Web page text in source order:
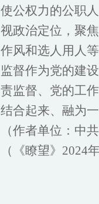
使公权力的公职
视政治定位，聚
作风和选人用人
监督作为党的建
责监督、党的工
结合起来、融为
（作者单位：中
（《瞭望》2024